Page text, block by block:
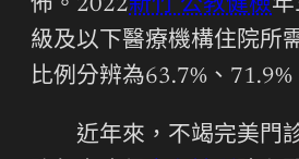
佈。2022新竹 公教健檢
級及以下醫療機構住院所
比例分辨為63.7%、71.9%
近年來，不竭完美門